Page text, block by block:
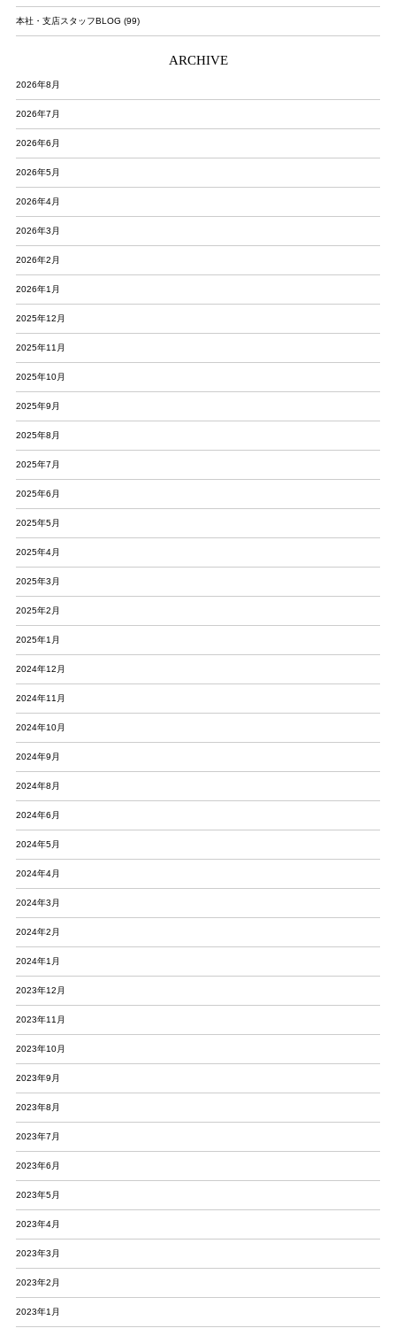
本社・支店スタッフBLOG (99)
ARCHIVE
2026年8月
2026年7月
2026年6月
2026年5月
2026年4月
2026年3月
2026年2月
2026年1月
2025年12月
2025年11月
2025年10月
2025年9月
2025年8月
2025年7月
2025年6月
2025年5月
2025年4月
2025年3月
2025年2月
2025年1月
2024年12月
2024年11月
2024年10月
2024年9月
2024年8月
2024年6月
2024年5月
2024年4月
2024年3月
2024年2月
2024年1月
2023年12月
2023年11月
2023年10月
2023年9月
2023年8月
2023年7月
2023年6月
2023年5月
2023年4月
2023年3月
2023年2月
2023年1月